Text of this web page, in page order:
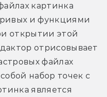
картинка
и функциями
открытии этой
отрисовывает
файлах
набор точек с
является